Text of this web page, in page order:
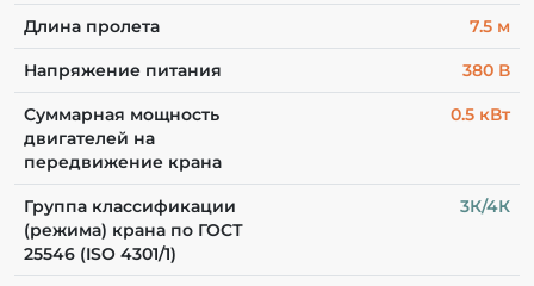
Длина пролета 7.5 м
Напряжение питания 380 В
Суммарная мощность
двигателей на
передвижение крана
0.5 кВт
Группа классификации
(режима) крана по ГОСТ
25546 (ISO 4301/1)
3К/4К